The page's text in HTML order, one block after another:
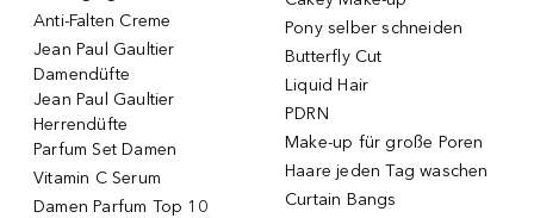
Anti-Falten Creme
Jean Paul Gaultier
Damendüfte
Jean Paul Gaultier
Herrendüfte
Parfum Set Damen
Vitamin C Serum
Damen Parfum Top 10
Pony selber schneiden
Butterfly Cut
Liquid Hair
PDRN
Make-up für große Poren
Haare jeden Tag waschen
Curtain Bangs